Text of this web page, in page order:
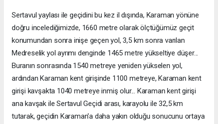
Sertavul yaylası ile geçidini bu kez il dışında, Karaman yönüne
doğru incelediğimizde, 1660 metre olarak ölçtüğümüz geçit
konumundan sonra inişe geçen yol, 3,5 km sonra varılan
Medreselik yol ayrımı denginde 1465 metre yükseltiye düşer...
Buranın sonrasında 1540 metreye yeniden yükselen yol,
ardından Karaman kent girişinde 1100 metreye, Karaman kent
girişi kavşakta 1040 metreye inmiş olur... Karaman kent girişi
ana kavşak ile Sertavul Geçidi arası, karayolu ile 32,5 km
tutarak, geçidin Karaman'a daha yakın olduğu sonucunu ortaya